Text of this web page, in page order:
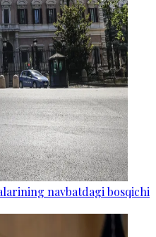
navbatdagi bosqichi